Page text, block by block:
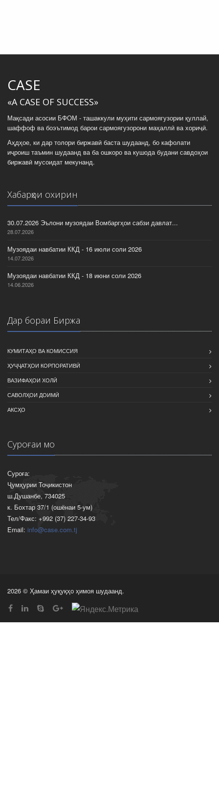
CASE
«A CASE OF SUCCESS»
Мақсади асосии БФОМ - ташаккули муҳити сармоягузории қуллай,
шаффоф ва боэътимод барои сармоягузорони маҳаллӣ ва хориҷӣ.
Аҳдҳое, ки дар толори биржавӣ баста шудаанд, бо кафолати
иҷроиш таъмин шудаанд ва ба ошкоро ва кушода будани савдоҳои
биржавӣ мусоидат мекунанд.
Хабарҳои охирин
30.07.2026 Эълони музоядаи Вомбаргҳои сабзи давлат...
28.07.2026
Музоядаи навбатии ККД - 16 июли соли 2026
14.07.2026
Музоядаи навбатии ККД - 18 июни соли 2026
14.06.2026
Дар бораи Биржа
КУМИТАҲО ВА КОМИССИЯ
ҲУҶҶАТҲОИ КОРПОРАТИВӢ
ВАЗИФАҲОИ ХОЛӢ
САВОЛҲОИ ДОИМӢ
АКСҲО
Суроғаи мо
Суроға:
Ҷумҳурии Тоҷикистон
ш.Душанбе, 734025
к. Бохтар 37/1 (ошёнаи 5-ум)
Тел/Факс: +992 (37) 227-34-93
Email: info@case.com.tj
2026 © Ҳамаи ҳуқуқҳо ҳимоя шудаанд.